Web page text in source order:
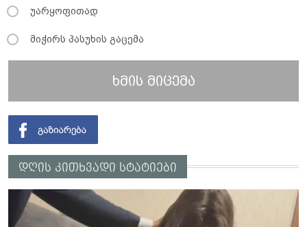
უარყოფითად
მიჭირს პასუხის გაცემა
ხმის მიცემა
დღის კითხვადი სტატიები